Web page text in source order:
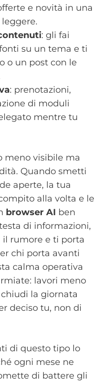
e novità in una
: gli fai
su un tema e ti
o un post con le
: prenotazioni,
di moduli
mentre tu
meno visibile ma
Quando smetti
aperte, la tua
alla volta e le
browser AI ben
di informazioni,
il rumore e ti porta
chi porta avanti
calma operativa
lavori meno
la giornata
deciso tu, non di
di questo tipo lo
ogni mese ne
di battere gli